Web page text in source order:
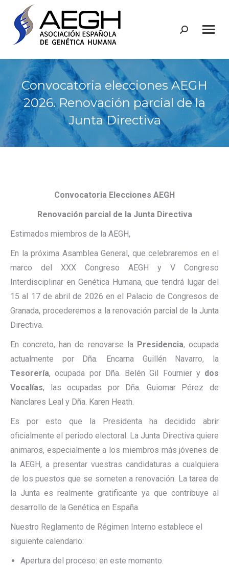
Buscar:
Convocatoria elecciones AEGH
2026. Renovación parcial de la
Junta Directiva
Convocatoria Elecciones AEGH
Renovación parcial de la Junta Directiva
Estimados miembros de la AEGH,
En la próxima Asamblea General, que celebraremos en el
marco del XXX Congreso AEGH y V Congreso
Interdisciplinar en Genética Humana, que tendrá lugar del
15 al 17 de abril de 2026 en el Palacio de Congresos de
Granada, procederemos a la renovación parcial de la Junta
Directiva.
En concreto, han de renovarse la Presidencia, ocupada
actualmente por Dña. Encarna Guillén Navarro, la
Tesorería, ocupada por Dña. Belén Gil Fournier y dos
Vocalías, las ocupadas por Dña. Guiomar Pérez de
Nanclares Leal y Dña. Karen Heath.
Es por esto que la Presidenta ha decidido abrir
oficialmente el periodo electoral. La Junta Directiva quiere
animaros, especialmente a los miembros más jóvenes de
la AEGH, a presentar vuestras candidaturas a cualquiera
de los puestos que se someten a renovación. La tarea de
la Junta es realmente gratificante ya que contribuye al
desarrollo de la Genética en España.
Nuestro Reglamento de Régimen Interno establece el
siguiente calendario:
Apertura del proceso: en este momento.